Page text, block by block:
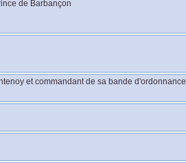
de Barbançon
et commandant de sa bande d'ordonnance